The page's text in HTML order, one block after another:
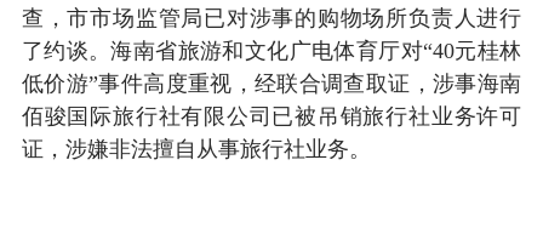
查，市市场监管局已对涉事的购物场所负责人进行
了约谈。海南省旅游和文化广电体育厅对“40元桂林
低价游”事件高度重视，经联合调查取证，涉事海南
佰骏国际旅行社有限公司已被吊销旅行社业务许可
证，涉嫌非法擅自从事旅行社业务。